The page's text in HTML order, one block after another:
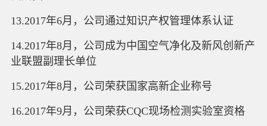
13.2017年6月，公司通过知识产权管理体系认证
14.2017年8月，公司成为中国空气净化及新风创新产
业联盟副理长单位
15.2017年8月，公司荣获国家高新企业称号
16.2017年9月，公司荣获CQC现场检测实验室资格